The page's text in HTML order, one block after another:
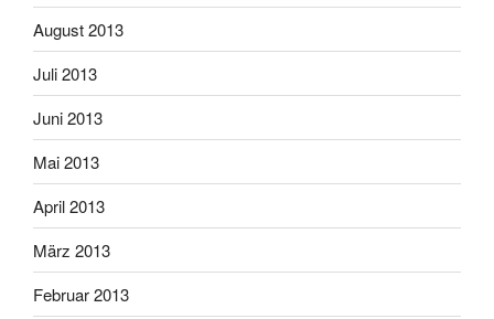
August 2013
Juli 2013
Juni 2013
Mai 2013
April 2013
März 2013
Februar 2013